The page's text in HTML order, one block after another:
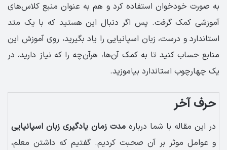
به صورت خودخوان استفاده کرد و هم به عنوان منبع کلاس‌های
آموزشی کمک گرفت. پس اگر دنبال این هستید که با یک متد
استاندارد و درست، زبان اسپانیایی را یاد بگیرید، روی آموزش این
منابع حساب کنید تا به کمک آن‌ها، هرآن‌چه را که نیاز دارید، در
یک چهارچوب استاندارد بیاموزید.
حرف آخر
در این مقاله با شما درباره مدت زمان یادگیری زبان اسپانیایی
و عوامل موثر بر آن صحبت کردیم. گفتیم که داشتن معلم،